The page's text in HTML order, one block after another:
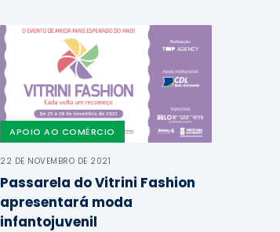
APOIO AO COMÉRCIO
22 DE NOVEMBRO DE 2021
Passarela do Vitrini Fashion
apresentará moda
infantojuvenil